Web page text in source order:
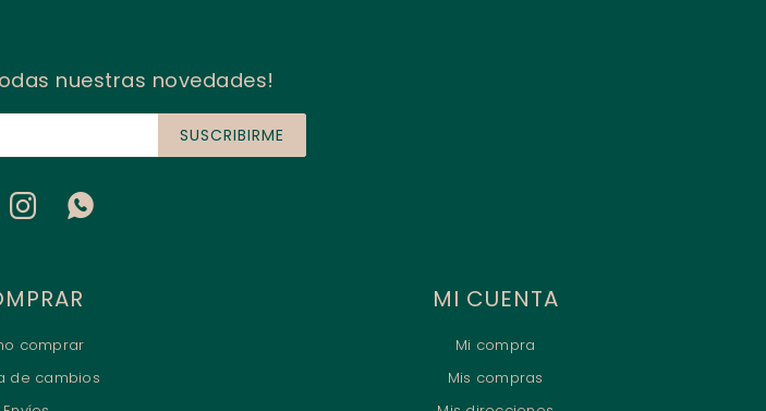
comprar
de cambios
MI CUENTA
Mi compra
Mis compras
nuestras novedades!
SUSCRIBIRME
 